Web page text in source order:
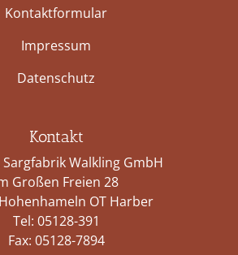
Kontaktformular
Impressum
Datenschutz
Kontakt
Walkling GmbH
Großen Freien 28
OT Harber
Tel: 05128-391
Fax: 05128-7894